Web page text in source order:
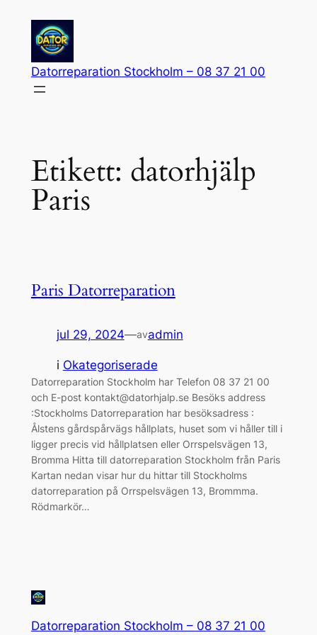
innehåll
Datorreparation Stockholm – 08 37 21 00
Etikett: datorhjälp
Paris
Paris Datorreparation
jul 29, 2024—avadmin
i Okategoriserade
Datorreparation Stockholm har Telefon 08 37 21 00
och E-post kontakt@datorhjalp.se Besöks address
:Stockholms Datorreparation har besöksadress :
Ålstens gårdspårvägs hållplats, huset som vi håller till i
ligger precis vid hållplatsen eller Orrspelsvägen 13,
Bromma Hitta till datorreparation Stockholm från Paris
Kartan nedan visar hur du hittar till Stockholms
datorreparation på Orrspelsvägen 13, Brommma.
Rödmarkör…
Datorreparation Stockholm – 08 37 21 00